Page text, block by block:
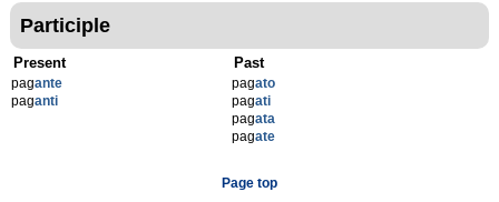
Participle
Present
pagante
paganti
Past
pagato
pagati
pagata
pagate
Page top